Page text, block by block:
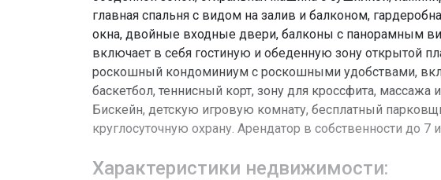
главная спальня с видом на залив и балконом,
окна, двойные входные двери, балконы с панорамным
включает в себя гостиную и обеденную зону открытой
роскошный кондоминиум с роскошными удобствами,
баскетбол, теннисный корт, зону для кроссфита, массажа
Бискейн, детскую игровую комнату, бесплатный
круглосуточную охрану. Арендатор в собственности до 7
Характеристики недвижимости: